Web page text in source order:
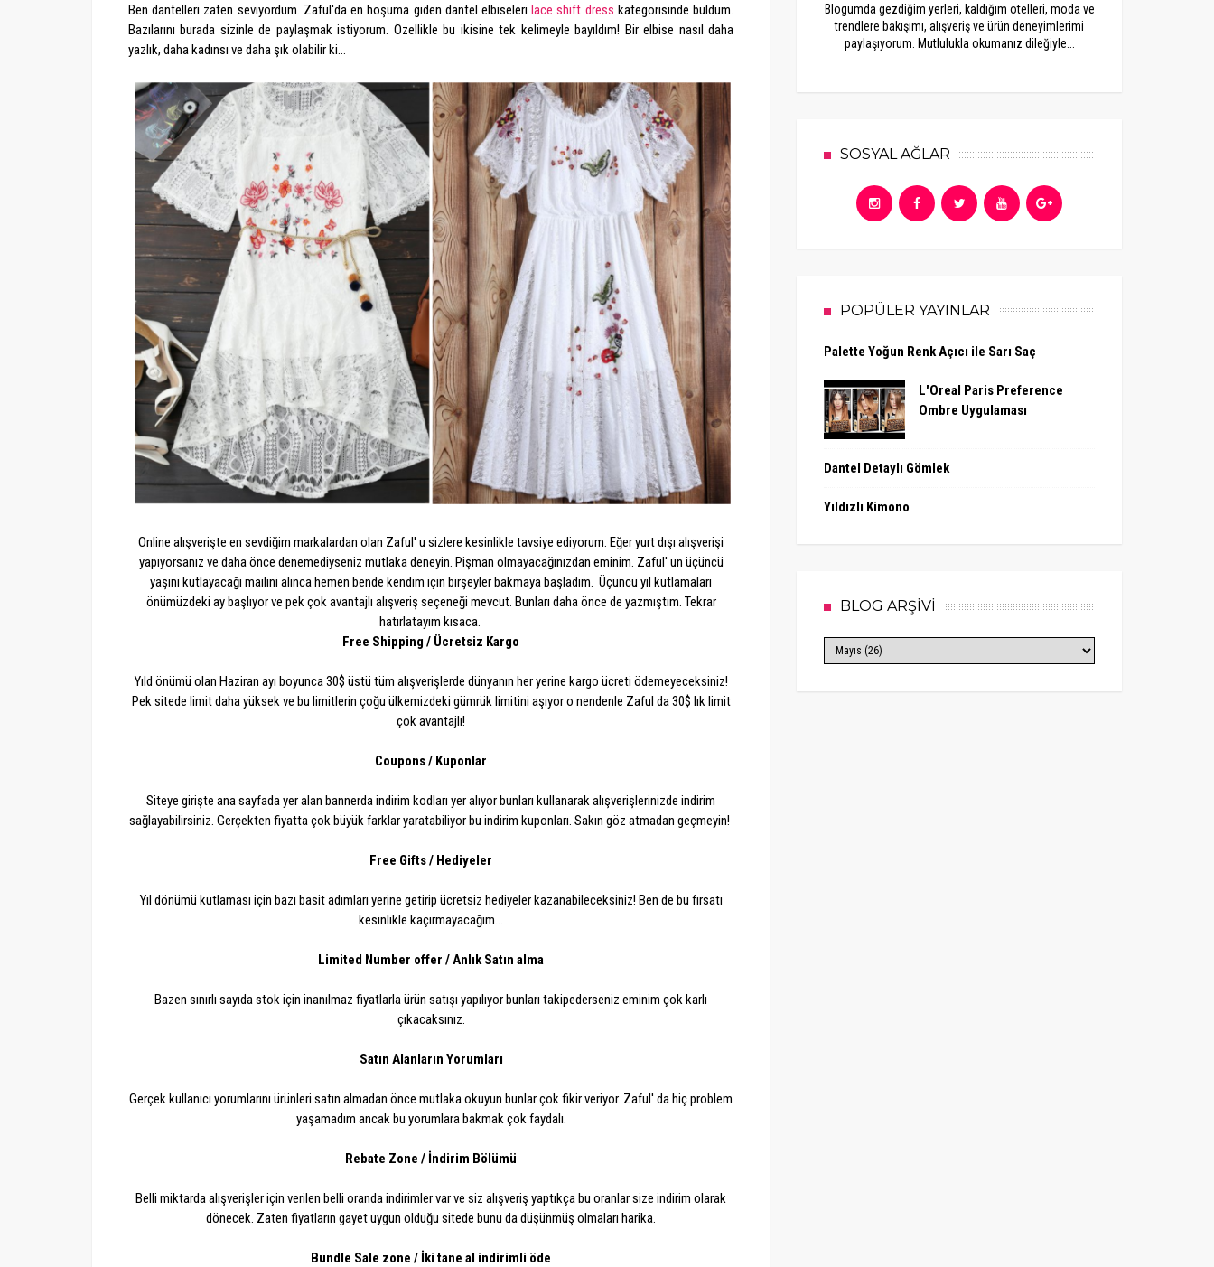
Ben dantelleri zaten seviyordum. Zaful'da en hoşuma giden dantel elbiselerilace shift dress kategorisinde buldum.
Bazılarını burada sizinle de paylaşmak istiyorum. Özellikle bu ikisine tek kelimeyle bayıldım! Bir elbise nasıl daha
yazlık, daha kadınsı ve daha şık olabilir ki...
Online alışverişte en sevdiğim markalardan olan Zaful' u sizlere kesinlikle tavsiye ediyorum. Eğer yurt dışı alışverişi
yapıyorsanız ve daha önce denemediyseniz mutlaka deneyin. Pişman olmayacağınızdan eminim. Zaful' un üçüncü
yaşını kutlayacağı mailini alınca hemen bende kendim için birşeyler bakmaya başladım. Üçüncü yıl kutlamaları
önümüzdeki ay başlıyor ve pek çok avantajlı alışveriş seçeneği mevcut. Bunları daha önce de yazmıştım. Tekrar
hatırlatayım kısaca.
Free Shipping / Ücretsiz Kargo
Yıld önümü olan Haziran ayı boyunca 30$ üstü tüm alışverişlerde dünyanın her yerine kargo ücreti ödemeyeceksiniz!
Pek sitede limit daha yüksek ve bu limitlerin çoğu ülkemizdeki gümrük limitini aşıyor o nendenle Zaful da 30$ lık limit
çok avantajlı!
Coupons / Kuponlar
Siteye girişte ana sayfada yer alan bannerda indirim kodları yer alıyor bunları kullanarak alışverişlerinizde indirim
sağlayabilirsiniz. Gerçekten fiyatta çok büyük farklar yaratabiliyor bu indirim kuponları. Sakın göz atmadan geçmeyin!
Free Gifts / Hediyeler
Yıl dönümü kutlaması için bazı basit adımları yerine getirip ücretsiz hediyeler kazanabileceksiniz! Ben de bu fırsatı
kesinlikle kaçırmayacağım...
Limited Number offer / Anlık Satın alma
Bazen sınırlı sayıda stok için inanılmaz fiyatlarla ürün satışı yapılıyor bunları takipederseniz eminim çok karlı
çıkacaksınız.
Satın Alanların Yorumları
Gerçek kullanıcı yorumlarını ürünleri satın almadan önce mutlaka okuyun bunlar çok fikir veriyor. Zaful' da hiç problem
yaşamadım ancak bu yorumlara bakmak çok faydalı.
Rebate Zone / İndirim Bölümü
Belli miktarda alışverişler için verilen belli oranda indirimler var ve siz alışveriş yaptıkça bu oranlar size indirim olarak
dönecek. Zaten fiyatların gayet uygun olduğu sitede bunu da düşünmüş olmaları harika.
Bundle Sale zone / İki tane al indirimli öde
Blogumda gezdiğim yerleri, kaldığım otelleri, moda ve
trendlere bakışımı, alışveriş ve ürün deneyimlerimi
paylaşıyorum. Mutlulukla okumanız dileğiyle...
SOSYAL AĞLAR
POPÜLER YAYINLAR
Palette Yoğun Renk Açıcı ile Sarı Saç
L'Oreal Paris Preference
Ombre Uygulaması
Dantel Detaylı Gömlek
Yıldızlı Kimono
BLOG ARŞİVİ